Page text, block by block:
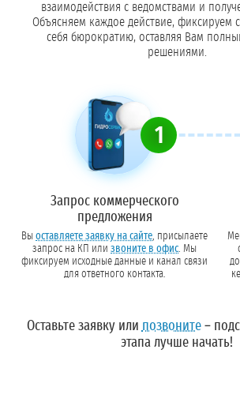
взаимодействия с ведомствами и
Объясняем каждое действие, фиксируем
себя бюрократию, оставляя Вам
решениями.
1
Запрос коммерческого
предложения
Вы оставляете заявку на сайте, присылаете
запрос на КП или звоните в офис. Мы
фиксируем исходные данные и канал связи
для ответного контакта.
Оставьте заявкуили позвоните–
этапа лучше начать!